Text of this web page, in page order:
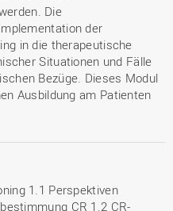
Die
der
in die therapeutische
Situationen und Fälle
Bezüge. Dieses Modul
Ausbildung am Patienten
1.1 Perspektiven
CR 1.2 CR-